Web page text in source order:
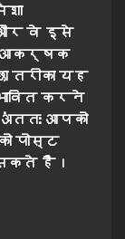
और वे इसे
आकर्षक
तरीका यह
करने
आपको
पोस्ट
हैं।